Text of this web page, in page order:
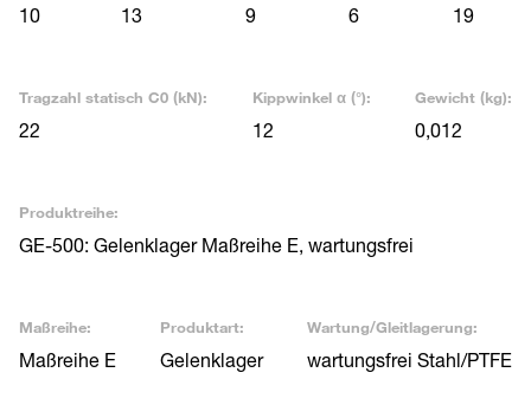
10 13 9 6 19
Tragzahl statisch C0 (kN):
22
Kippwinkel α (°):
12
Gewicht (kg):
0,012
Produktreihe:
GE-500: Gelenklager Maßreihe E, wartungsfrei
Maßreihe:
Maßreihe E
Produktart:
Gelenklager
Wartung/Gleitlagerung:
wartungsfrei Stahl/PTFE